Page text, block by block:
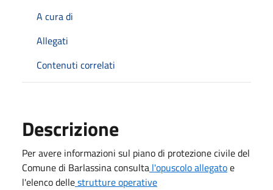
A cura di
Allegati
Contenuti correlati
Descrizione
Per avere informazioni sul piano di protezione civile del
Comune di Barlassina consulta l'opuscolo allegatoe
l'elenco dellestrutture operative